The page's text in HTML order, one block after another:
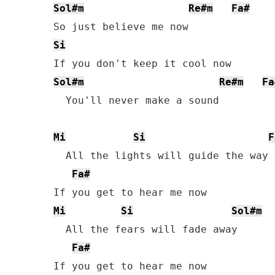
Sol#m Re#m
Fa#
Si
Sol#m
Re#m
  You'll never make a sound
Mi Si
  All the lights will guide the way
Fa#
Mi
Si
Sol#m
  All the fears will fade away
Fa#
If you get to hear me now